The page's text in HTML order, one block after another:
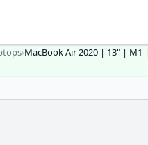
›MacBook Air 2020 | 13" |